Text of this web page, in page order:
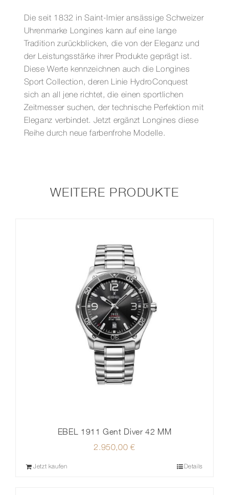
Die seit 1832 in Saint-Imier ansässige Schweizer
Uhrenmarke Longines kann auf eine lange
Tradition zurückblicken, die von der Eleganz und
der Leistungsstärke ihrer Produkte geprägt ist.
Diese Werte kennzeichnen auch die Longines
Sport Collection, deren Linie HydroConquest
sich an all jene richtet, die einen sportlichen
Zeitmesser suchen, der technische Perfektion mit
Eleganz verbindet. Jetzt ergänzt Longines diese
Reihe durch neue farbenfrohe Modelle.
WEITERE PRODUKTE
EBEL 1911 Gent Diver 42 MM
2.950,00€
Jetzt kaufen Details